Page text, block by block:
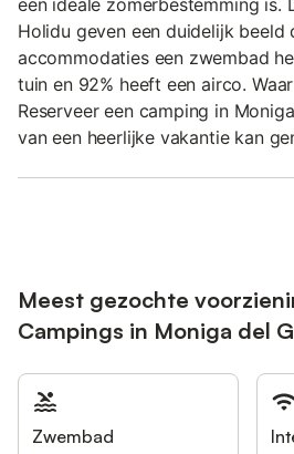
een ideale zomerbestemming is.
Holidu geven een duidelijk beeld
accommodaties een zwembad
tuin en 92% heeft een airco.
Reserveer een camping in
van een heerlijke vakantie kan
Meest gezochte
Campings in Moniga del
Zwembad